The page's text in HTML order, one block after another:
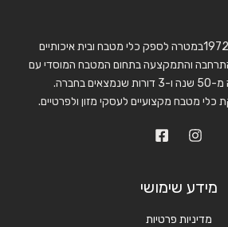
MAR1 הוקמה בשנת 1972במטרה לספק כלי מטבח ובית איכותיים
והתמקצעה בתחום המטבח המוסדי עם
בחברה.
מידע שימושי
מדיניות פרטיות